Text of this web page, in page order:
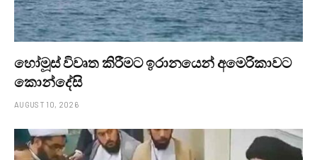
හෝමූස් විවෘත කිරීමට ඉරානයෙන් අමෙරිකාවට
කොන්දේසි
AUGUST 10, 2026